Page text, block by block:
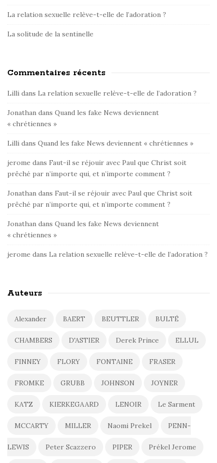
La relation sexuelle relève-t-elle de l’adoration ?
La solitude de la sentinelle
Commentaires récents
Lilli dans La relation sexuelle relève-t-elle de l’adoration ?
Jonathan dans Quand les fake News deviennent
« chrétiennes »
Lilli dans Quand les fake News deviennent « chrétiennes »
jerome dans Faut-il se réjouir avec Paul que Christ soit
prêché par n’importe qui, et n’importe comment ?
Jonathan dans Faut-il se réjouir avec Paul que Christ soit
prêché par n’importe qui, et n’importe comment ?
Jonathan dans Quand les fake News deviennent
« chrétiennes »
jerome dans La relation sexuelle relève-t-elle de l’adoration ?
Auteurs
Alexander BAERT BEUTTLER BULTÉ
CHAMBERS D'ASTIER Derek Prince ELLUL
FINNEY FLORY FONTAINE FRASER
FROMKE GRUBB JOHNSON JOYNER
KATZ KIERKEGAARD LENOIR Le Sarment
MCCARTY MILLER Naomi Prekel PENN-
LEWIS Peter Scazzero PIPER Prékel Jerome